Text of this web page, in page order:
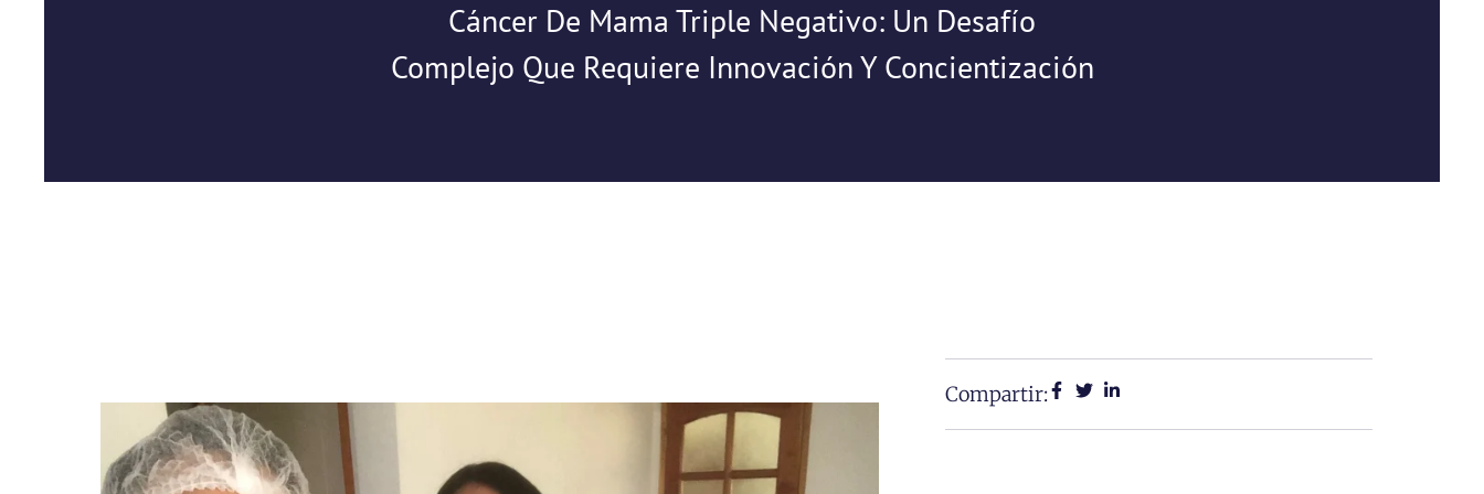
Cáncer De Mama Triple Negativo: Un Desafío
Complejo Que Requiere Innovación Y Concientización
Compartir: